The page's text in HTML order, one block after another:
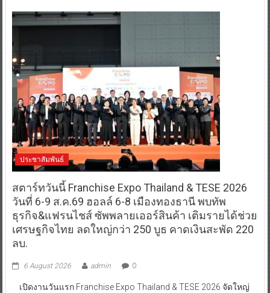
ประชาสัมพันธ์
สตาร์ทวันนี้ Franchise Expo Thailand & TESE 2026
วันที่ 6-9 ส.ค.69 ฮอลล์ 6-8 เมืองทองธานี พบทัพ
ธุรกิจ&แฟรนไชส์ ซัพพลายเออร์สินค้า เติมรายได้ช่วย
เศรษฐกิจไทย ลดใหญ่กว่า 250 บูธ คาดเงินสะพัด 220
ลบ.
6 August 2026 admin 0
เปิดงานวันแรก Franchise Expo Thailand & TESE 2026 จัดใหญ่